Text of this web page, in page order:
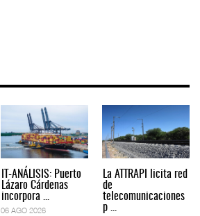
IT-ANÁLISIS: Puerto
Lázaro Cárdenas
incorpora ...
06 AGO 2026
La ATTRAPI licita red
de
telecomunicaciones
p ...